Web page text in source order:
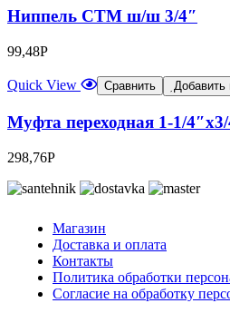
Ниппель CTM ш/ш 3/4″
99,48Р
Quick View Сравнить Добавить
Муфта переходная 1-1/
298,76Р
Магазин
Доставка и оплата
Контакты
Политика обработки
Согласие на обработку